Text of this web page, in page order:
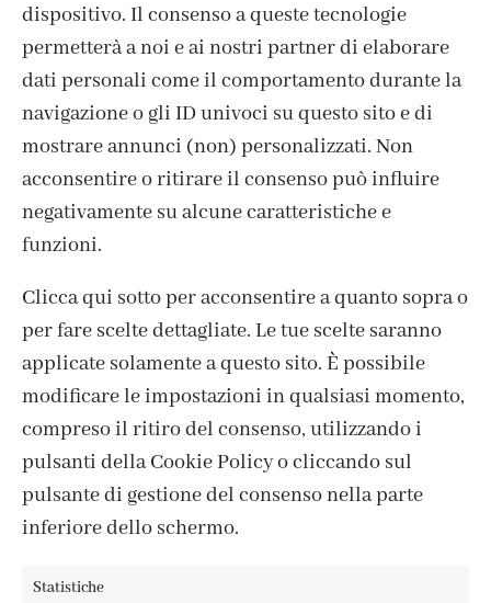
dispositivo. Il consenso a queste tecnologie
permetterà a noi e ai nostri partner di elaborare
dati personali come il comportamento durante la
navigazione o gli ID univoci su questo sito e di
mostrare annunci (non) personalizzati. Non
acconsentire o ritirare il consenso può influire
negativamente su alcune caratteristiche e
funzioni.
Clicca qui sotto per acconsentire a quanto sopra o
per fare scelte dettagliate. Le tue scelte saranno
applicate solamente a questo sito. È possibile
modificare le impostazioni in qualsiasi momento,
compreso il ritiro del consenso, utilizzando i
pulsanti della Cookie Policy o cliccando sul
pulsante di gestione del consenso nella parte
inferiore dello schermo.
Statistiche
ISCRIVITI ALLA NEWSLETTER
CONTATTI
IL MIO ACCOUNT
PRIVACY POLICY
TERMINI E CONDIZIONI